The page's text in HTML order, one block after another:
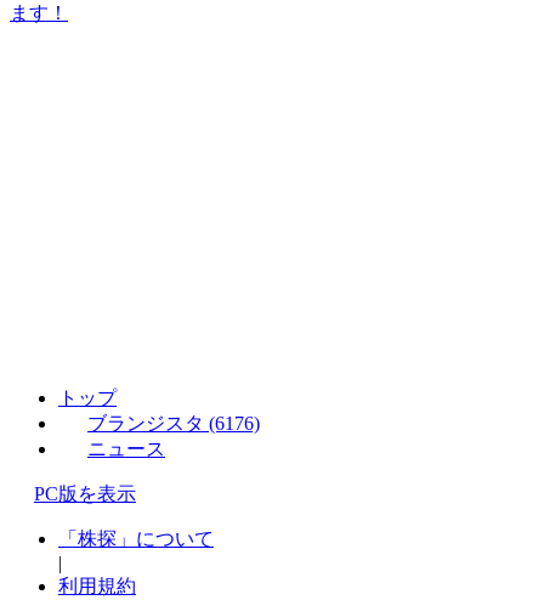
ます！
トップ
ブランジスタ (6176)
ニュース
PC版を表示
「株探」について
|
利用規約